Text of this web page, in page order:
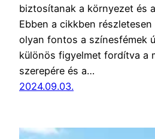
biztosítanak a környezet és
Ebben a cikkben
olyan fontos a színesfémek
különös figyelmet fordítva a
szerepére és a…
2024.09.03.